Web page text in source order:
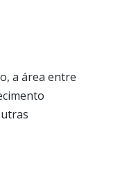
a área entre